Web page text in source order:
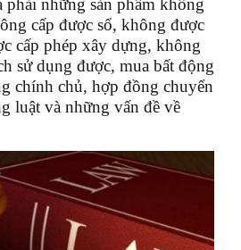
cấp được sổ, không được
cấp phép xây dựng, không
sử dụng được, mua bất động
chính chủ, hợp đồng chuyển
luật và những vấn đề về